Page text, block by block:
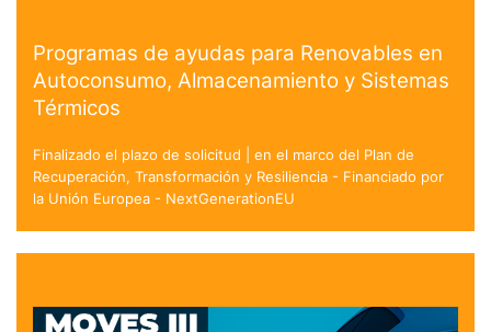
Programas de ayudas para Renovables en
Autoconsumo, Almacenamiento y Sistemas
Térmicos
Finalizado el plazo de solicitud | en el marco del Plan de
Recuperación, Transformación y Resiliencia - Financiado por
la Unión Europea - NextGenerationEU